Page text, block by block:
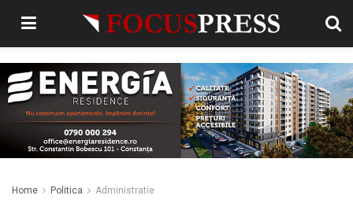
Home Politica Administratie